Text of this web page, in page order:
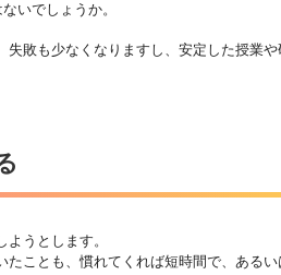
いでしょうか。
敗も少なくなりますし、安定した授業
うとします。
ことも、慣れてくれば短時間で、ある